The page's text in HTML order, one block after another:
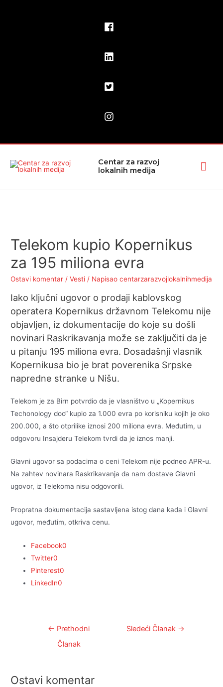
Centar za razvoj
lokalnih medija
Telekom kupio Kopernikus
za 195 miliona evra
Ostavi komentar /Vesti / Napisao centarzarazvojlokalnihmedija
Iako ključni ugovor o prodaji kablovskog
operatera Kopernikus državnom Telekomu nije
objavljen, iz dokumentacije do koje su došli
novinari Raskrikavanja može se zaključiti da je
u pitanju 195 miliona evra. Dosadašnji vlasnik
Kopernikusa bio je brat poverenika Srpske
napredne stranke u Nišu.
Telekom je za Birn potvrdio da je vlasništvo u „Kopernikus
Techonology doo“ kupio za 1.000 evra po korisniku kojih je oko
200.000, a što otprilike iznosi 200 miliona evra. Međutim, u
odgovoru Insajderu Telekom tvrdi da je iznos manji.
Glavni ugovor sa podacima o ceni Telekom nije podneo APR-u.
Na zahtev novinara Raskrikavanja da nam dostave Glavni
ugovor, iz Telekoma nisu odgovorili.
Propratna dokumentacija sastavljena istog dana kada i Glavni
ugovor, međutim, otkriva cenu.
Facebook0
Twitter0
Pinterest0
LinkedIn0
Kretanje← Prethodni
Članak
Sledeći Članak →
Ostavi komentar